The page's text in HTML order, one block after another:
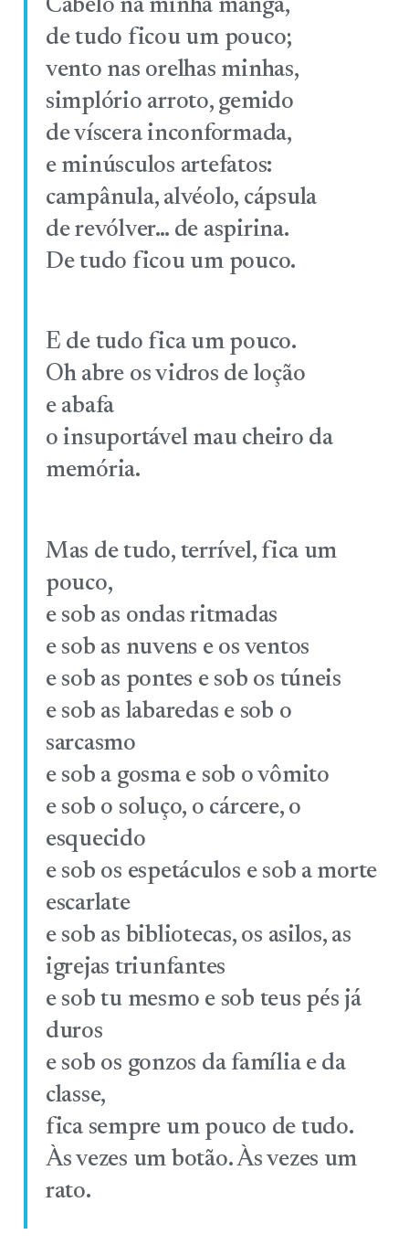
Cabelo na minha manga,
de tudo ficou um pouco;
vento nas orelhas minhas,
simplório arroto, gemido
de víscera inconformada,
e minúsculos artefatos:
campânula, alvéolo, cápsula
de revólver… de aspirina.
De tudo ficou um pouco.
E de tudo fica um pouco.
Oh abre os vidros de loção
e abafa
o insuportável mau cheiro da
memória.
Mas de tudo, terrível, fica um
pouco,
e sob as ondas ritmadas
e sob as nuvens e os ventos
e sob as pontes e sob os túneis
e sob as labaredas e sob o
sarcasmo
e sob a gosma e sob o vômito
e sob o soluço, o cárcere, o
esquecido
e sob os espetáculos e sob a morte
escarlate
e sob as bibliotecas, os asilos, as
igrejas triunfantes
e sob tu mesmo e sob teus pés já
duros
e sob os gonzos da família e da
classe,
fica sempre um pouco de tudo.
Às vezes um botão. Às vezes um
rato.